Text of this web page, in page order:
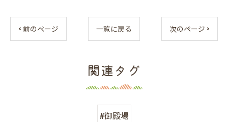
< 前のページ 一覧に戻る 次のページ >
関連タグ
#御殿場